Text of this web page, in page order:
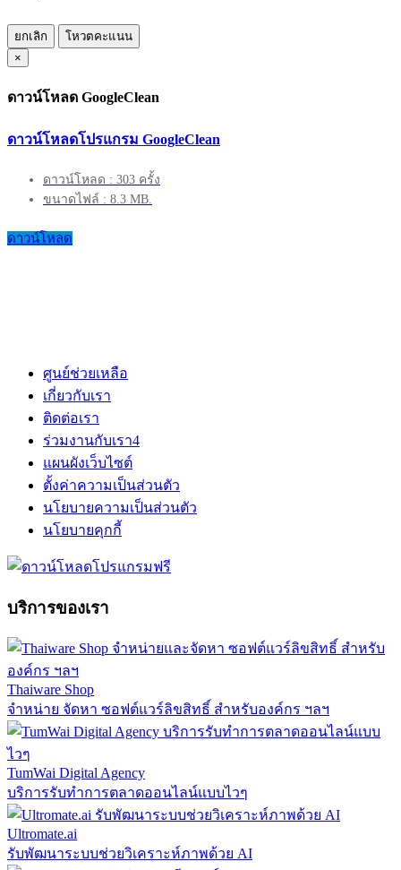
ยกเลิก
โหวตคะแนน
×
ดาวน์โหลด GoogleClean
ดาวน์โหลดโปรแกรม GoogleClean
ดาวน์โหลด : 303 ครั้ง
ขนาดไฟล์ : 8.3 MB.
ดาวน์โหลด
ศูนย์ช่วยเหลือ
เกี่ยวกับเรา
ติดต่อเรา
ร่วมงานกับเรา4
แผนผังเว็บไซต์
ตั้งค่าความเป็นส่วนตัว
นโยบายความเป็นส่วนตัว
นโยบายคุกกี้
บริการของเรา
Thaiware Shop
จำหน่าย จัดหา ซอฟต์แวร์ลิขสิทธิ์ สำหรับองค์กร ฯลฯ
TumWai Digital Agency
บริการรับทำการตลาดออนไลน์แบบไวๆ
Ultromate.ai
รับพัฒนาระบบช่วยวิเคราะห์ภาพด้วย AI